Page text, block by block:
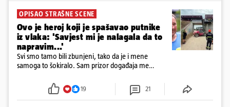
OPISAO STRAŠNE SCENE
Ovo je heroj koji je spašavao putnike
iz vlaka: 'Savjest mi je nalagala da to
napravim...'
Svi smo tamo bili zbunjeni, tako da je i mene
samoga to šokiralo. Sam prizor događaja me
19 21